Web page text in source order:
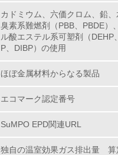
非該当（包
15. <L1> 環境負
16. <L2> 環境負
カドミウム、六価クロム、鉛
臭素系難燃剤（PBB、PBDE）
ル酸エステル系可塑剤（DEHP
P、DIBP）の使用
ほぼ金属材料からなる製品
エコマーク認定番号
SuMPO EPD関連URL
独自の温室効果ガス排出量 算